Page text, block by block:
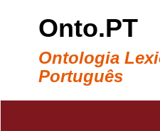
Onto.PT
Ontologia
Português